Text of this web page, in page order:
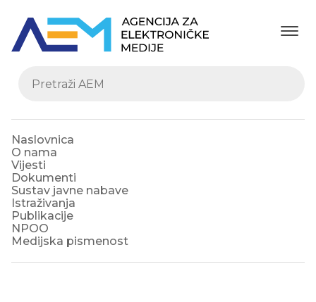
Naslovnica
O nama
Vijesti
Dokumenti
Sustav javne nabave
Istraživanja
Publikacije
NPOO
Medijska pismenost